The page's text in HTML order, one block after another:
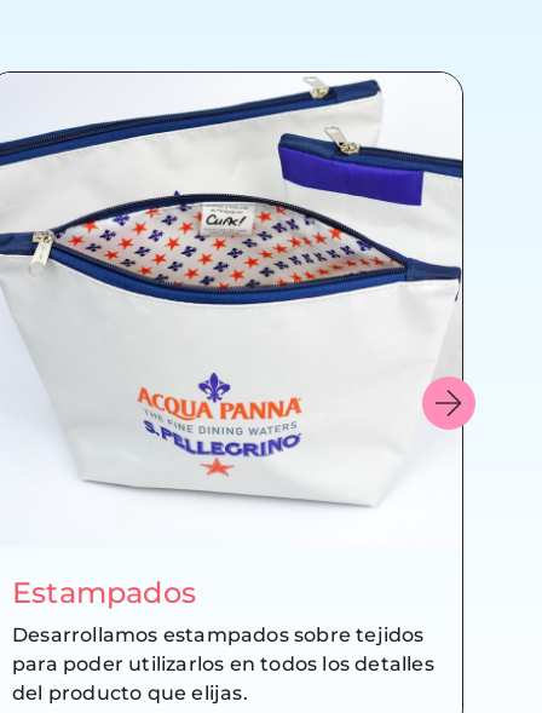
Estampados
Desarrollamos estampados sobre tejidos
para poder utilizarlos en todos los detalles
del producto que elijas.